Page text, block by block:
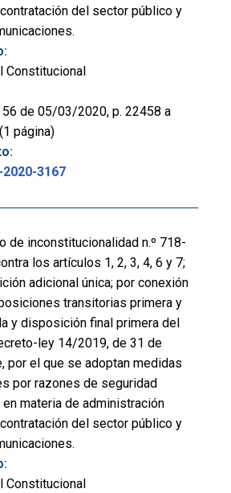
del sector público y
Constitucional
56 de 05/03/2020, p. 22458 a
página)
2020-3167
de inconstitucionalidad n.º 718-
los artículos 1, 2, 3, 4, 6 y 7;
adicional única; por conexión
transitorias primera y
y disposición final primera del
ley 14/2019, de 31 de
por el que se adoptan medidas
por razones de seguridad
materia de administración
del sector público y
Constitucional